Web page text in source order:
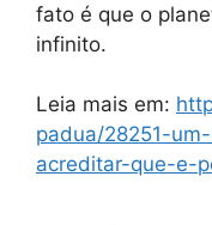
fato é que o
infinito.
Leia mais em:
padua/28251-
acreditar-que-e-